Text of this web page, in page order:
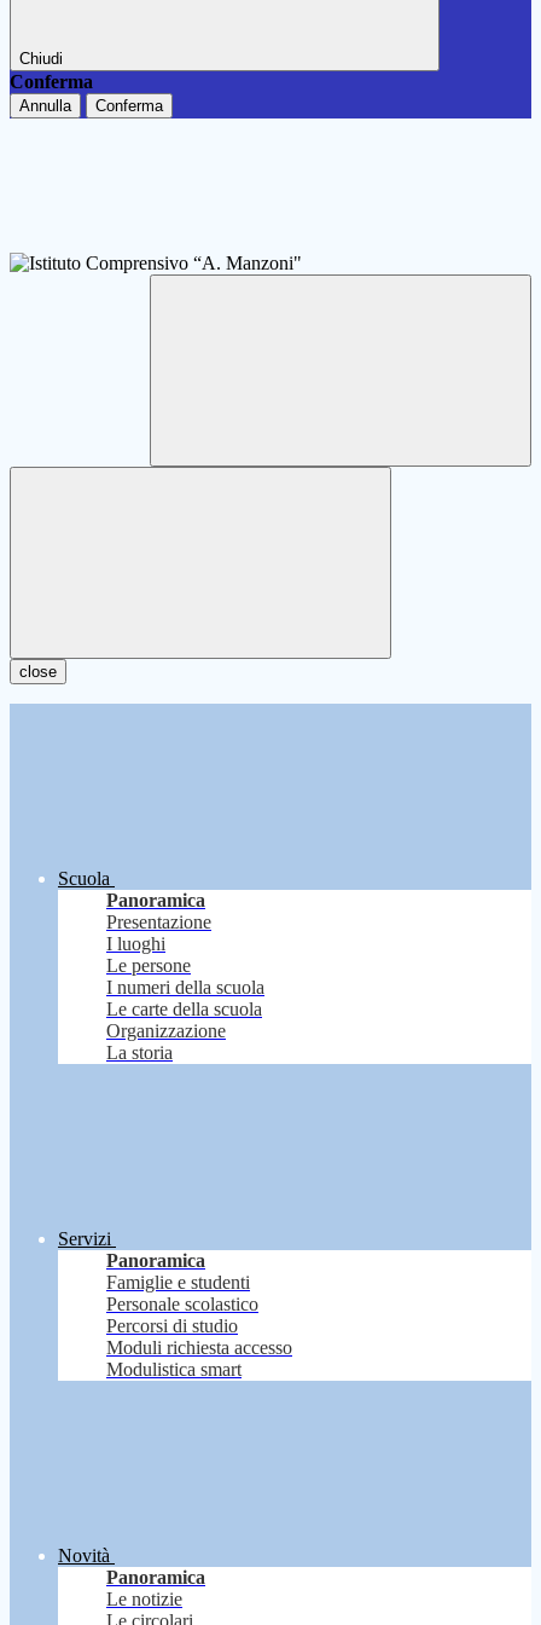
Chiudi
Conferma
Annulla Conferma
close
Scuola
Panoramica
Presentazione
I luoghi
Le persone
I numeri della scuola
Le carte della scuola
Organizzazione
La storia
Servizi
Panoramica
Famiglie e studenti
Personale scolastico
Percorsi di studio
Moduli richiesta accesso
Modulistica smart
Novità
Panoramica
Le notizie